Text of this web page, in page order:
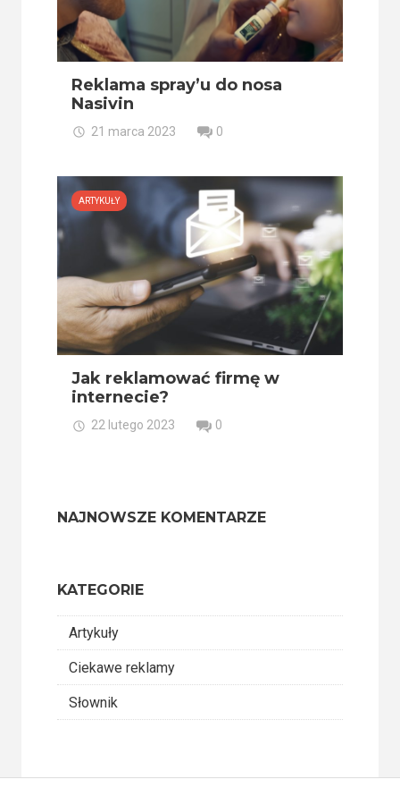
Reklama spray’u do nosa
Nasivin
21 marca 2023 0
ARTYKUŁY
Jak reklamować firmę w
internecie?
22 lutego 2023 0
NAJNOWSZE KOMENTARZE
KATEGORIE
Artykuły
Ciekawe reklamy
Słownik